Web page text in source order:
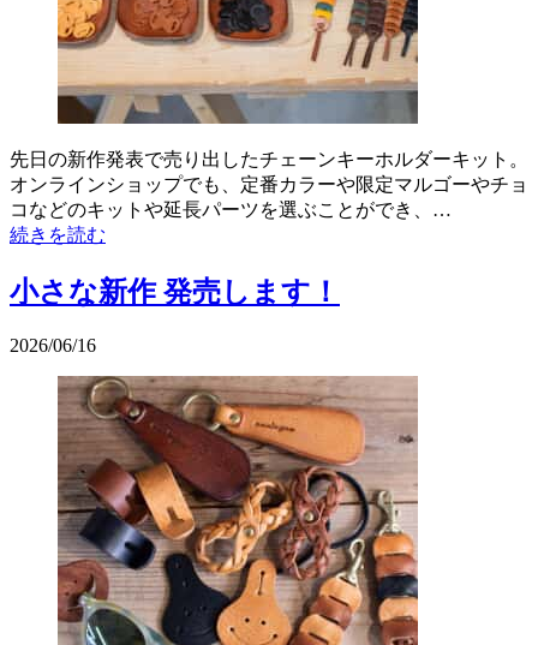
先日の新作発表で売り出したチェーンキーホルダーキット。
オンラインショップでも、定番カラーや限定マルゴーやチョ
コなどのキットや延長パーツを選ぶことができ、…
続きを読む
小さな新作 発売します！
2026/06/16